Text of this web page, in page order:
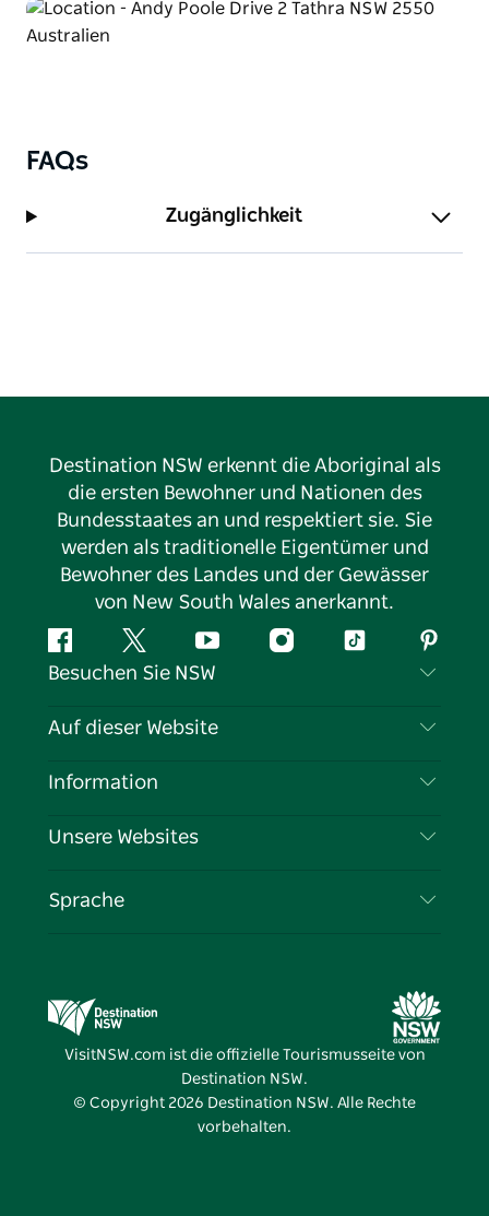
FAQs
Zugänglichkeit
Destination NSW erkennt die Aboriginal als
die ersten Bewohner und Nationen des
Bundesstaates an und respektiert sie. Sie
werden als traditionelle Eigentümer und
Bewohner des Landes und der Gewässer
von New South Wales anerkannt.
FacebookTwitter YouTubeInstagramTikTok
Besuchen Sie NSW
Kontaktieren Sie uns
Cookie-Hinweis
Auf dieser Website
Reiseziele
Veranstaltungen
Information
Reiseinformationen
Unternehmen in NSW
Unsere Websites
Destination NSW Medienzentrum
Vivid Sydney
Sprache
VisitNSW.com ist die offizielle Tourismusseite von
Destination NSW.
© Copyright 2026 Destination NSW. Alle Rechte
vorbehalten.